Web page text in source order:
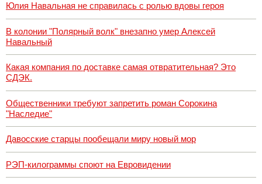
Юлия Навальная не справилась с ролью вдовы героя
В колонии "Полярный волк" внезапно умер Алексей
Навальный
Какая компания по доставке самая отвратительная? Это
СДЭК.
Общественники требуют запретить роман Сорокина
"Наследие"
Давосские старцы пообещали миру новый мор
РЭП-килограммы споют на Евровидении